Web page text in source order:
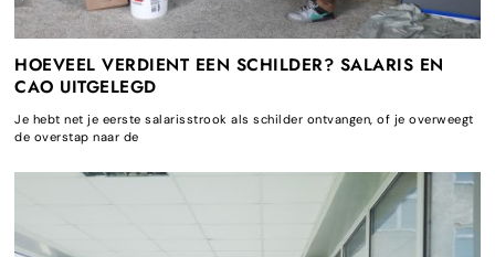
HOEVEEL VERDIENT EEN SCHILDER? SALARIS EN
CAO UITGELEGD
Je hebt net je eerste salarisstrook als schilder ontvangen, of je overweegt
de overstap naar de